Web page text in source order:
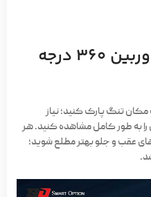
مواردی در خصوص دوربین 360 درجه
تنگ پارک کنید؛ نیاز
را به طور کامل مشاهده کنید. هر
عقب و جلو بهتر مطلع شوید؛